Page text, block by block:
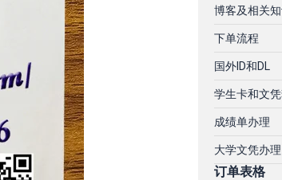
博客及相关
下单流程
国外ID和DL
学生卡和文
成绩单办理
大学文凭办理
订单表格